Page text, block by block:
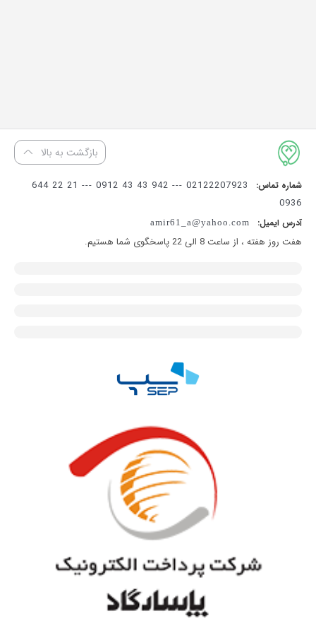
بازگشت به بالا
شماره تماس:
02122207923 --- 942 43 43 0912 --- 21 22 644
0936
آدرس ایمیل: amir61_a@yahoo.com
هفت روز هفته ، از ساعت 8 الی 22 پاسخگوی شما هستیم.